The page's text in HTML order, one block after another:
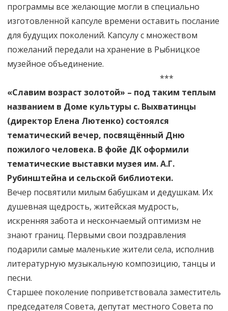
программы все желающие могли в специально
изготовленной капсуле времени оставить послание
для будущих поколений. Капсулу с множеством
пожеланий передали на хранение в Рыбницкое
музейное объединение.
***
«Славим возраст золотой» – под таким теплым
названием в Доме культуры с. Выхватинцы
(директор Елена Лютенко) состоялся
тематический вечер, посвящённый Дню
пожилого человека. В фойе ДК оформили
тематические выставки музея им. А.Г.
Рубинштейна и сельской библиотеки.
Вечер посвятили милым бабушкам и дедушкам. Их
душевная щедрость, житейская мудрость,
искренняя забота и нескончаемый оптимизм не
знают границ. Первыми свои поздравления
подарили самые маленькие жители села, исполнив
литературную музыкальную композицию, танцы и
песни.
Старшее поколение поприветствовала заместитель
председателя Совета, депутат местного Совета по